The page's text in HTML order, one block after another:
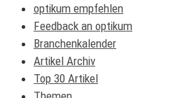
optikum empfehlen
Feedback an optikum
Branchenkalender
Artikel Archiv
Top 30 Artikel